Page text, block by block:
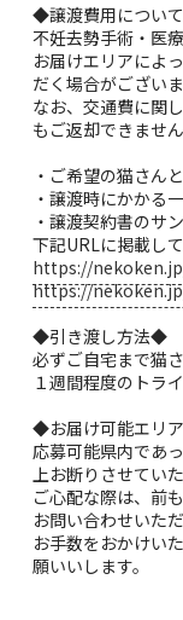
◆譲渡費用につい
不妊去勢手術・医
お届けエリアによ
だく場合がございま
なお、交通費に関
もご返却できませ
・ご希望の猫さん
・譲渡時にかかる
・譲渡契約書のサ
下記URLに掲載し
https://
https://
◆引き渡し方法◆
必ずご自宅まで猫
１週間程度のトラ
◆お届け可能エリ
応募可能県内であ
上お断りさせてい
ご心配な際は、前
お問い合わせいた
お手数をおかけい
願いいします。